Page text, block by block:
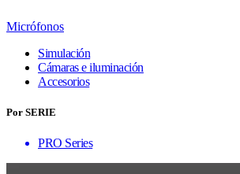
Micrófonos
Simulación
Cámaras e iluminación
Accesorios
Por SERIE
PRO Series